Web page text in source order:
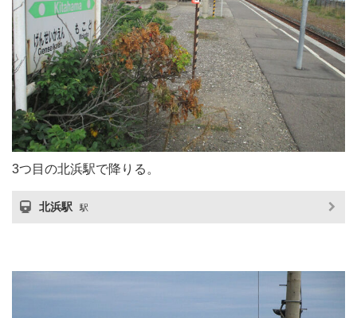
3つ目の北浜駅で降りる。
北浜駅 駅